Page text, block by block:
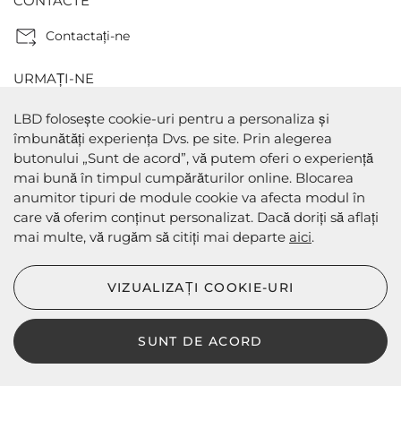
Contactaţi-ne
URMAȚI-NE
METODE DE PLATA
METODE DE EXPEDIERE
LBD © 2024 - Toate drepturile rezervate
LBD folosește cookie-uri pentru a personaliza și
îmbunătăți experiența Dvs. pe site. Prin alegerea
butonului „Sunt de acord”, vă putem oferi o experiență
mai bună în timpul cumpărăturilor online. Blocarea
anumitor tipuri de module cookie va afecta modul în
care vă oferim conținut personalizat. Dacă doriți să aflați
mai multe, vă rugăm să citiți mai departe aici.
SUNT DE ACORD
VIZUALIZAȚI COOKIE-URI